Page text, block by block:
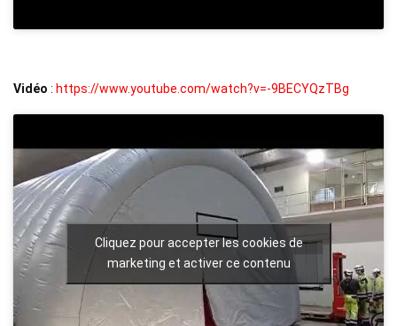
Vidéo : https://www.youtube.com/watch?v=-9BECYQzTBg
Cliquez pour accepter les cookies de
marketing et activer ce contenu